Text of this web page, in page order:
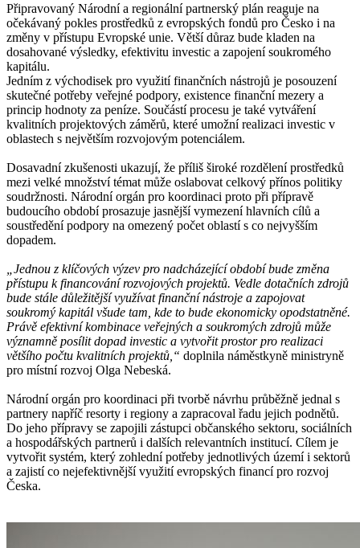
Připravovaný Národní a regionální partnerský plán reaguje na
očekávaný pokles prostředků z evropských fondů pro Česko i na
změny v přístupu Evropské unie. Větší důraz bude kladen na
dosahované výsledky, efektivitu investic a zapojení soukromého
kapitálu.
Jedním z východisek pro využití finančních nástrojů je posouzení
skutečné potřeby veřejné podpory, existence finanční mezery a
princip hodnoty za peníze. Součástí procesu je také vytváření
kvalitních projektových záměrů, které umožní realizaci investic v
oblastech s největším rozvojovým potenciálem.
Dosavadní zkušenosti ukazují, že příliš široké rozdělení prostředků
mezi velké množství témat může oslabovat celkový přínos politiky
soudržnosti. Národní orgán pro koordinaci proto při přípravě
budoucího období prosazuje jasnější vymezení hlavních cílů a
soustředění podpory na omezený počet oblastí s co nejvyšším
dopadem.
„Jednou z klíčových výzev pro nadcházející období bude změna
přístupu k financování rozvojových projektů. Vedle dotačních zdrojů
bude stále důležitější využívat finanční nástroje a zapojovat
soukromý kapitál všude tam, kde to bude ekonomicky opodstatněné.
Právě efektivní kombinace veřejných a soukromých zdrojů může
významně posílit dopad investic a vytvořit prostor pro realizaci
většího počtu kvalitních projektů,“ doplnila náměstkyně ministryně
pro místní rozvoj Olga Nebeská.
Národní orgán pro koordinaci při tvorbě návrhu průběžně jednal s
partnery napříč resorty i regiony a zapracoval řadu jejich podnětů.
Do jeho přípravy se zapojili zástupci občanského sektoru, sociálních
a hospodářských partnerů i dalších relevantních institucí. Cílem je
vytvořit systém, který zohlední potřeby jednotlivých území i sektorů
a zajistí co nejefektivnější využití evropských financí pro rozvoj
Česka.